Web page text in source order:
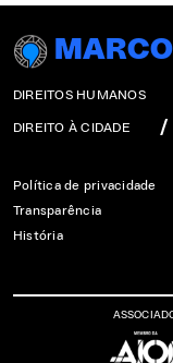
MARCO
DIREITOS HUMANOS
DIREITO À CIDADE
Política de privacidade
Transparência
História